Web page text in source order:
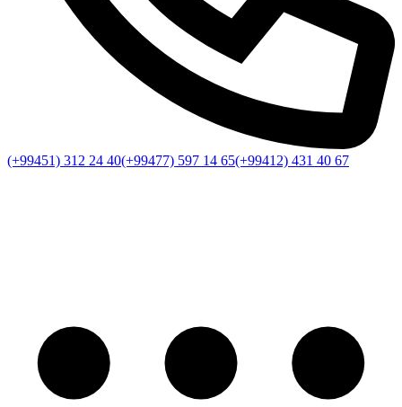
(+99451) 312 24 40(+99477) 597 14 65(+99412) 431 40 67